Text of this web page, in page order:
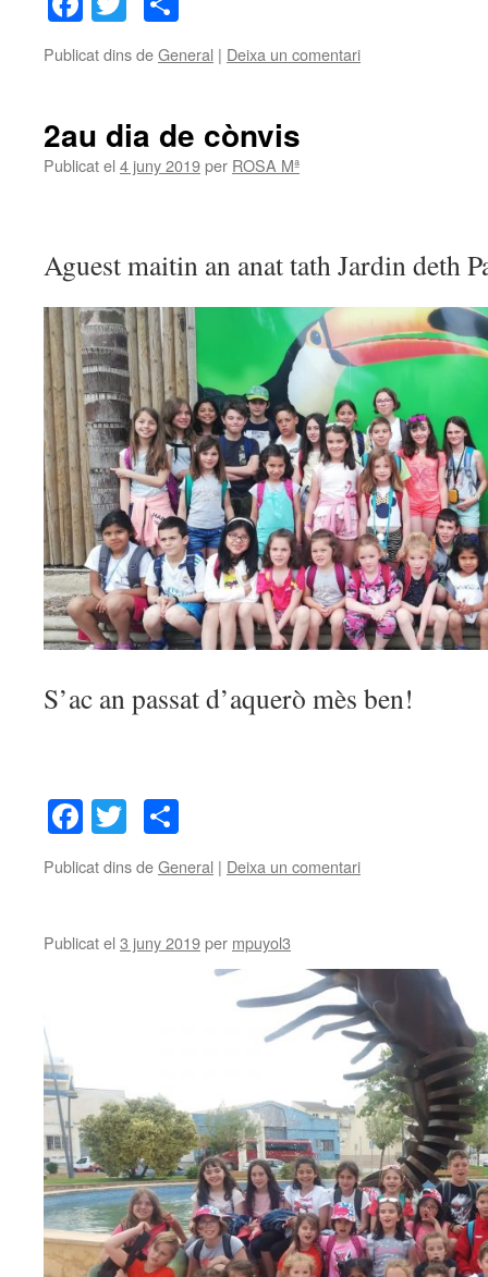
Publicat dins deGeneral | Deixa un comentari
2au dia de cònvis
Publicat el 4 juny 2019per ROSA Mª
Aguest maitin an anat tath Jardin deth
S’ac an passat d’aquerò mès ben!
Facebook
Twitter
Publicat dins deGeneral | Deixa un comentari
Publicat el 3 juny 2019per mpuyol3